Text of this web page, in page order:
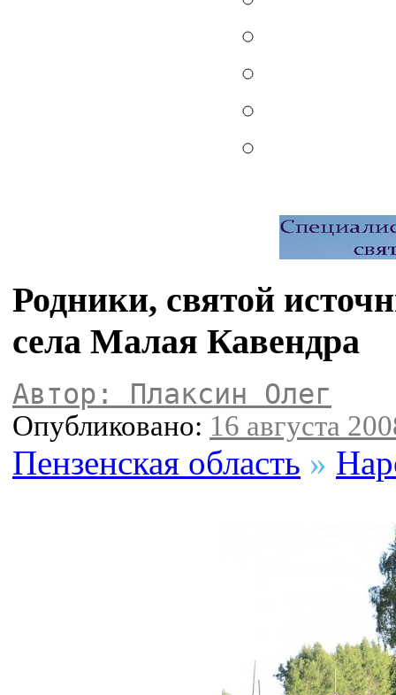
Родники, святой
села Малая Кавендра
Автор: Плаксин Олег
Опубликовано: 16 августа
Пензенская область »